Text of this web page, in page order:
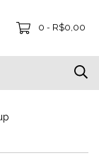
0 - R$0,00